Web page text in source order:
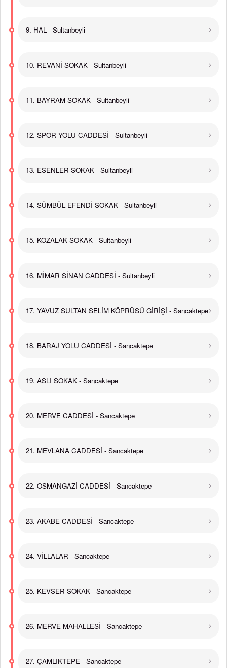
9. HAL - Sultanbeyli
10. REVANİ SOKAK - Sultanbeyli
11. BAYRAM SOKAK - Sultanbeyli
12. SPOR YOLU CADDESİ - Sultanbeyli
13. ESENLER SOKAK - Sultanbeyli
14. SÜMBÜL EFENDİ SOKAK - Sultanbeyli
15. KOZALAK SOKAK - Sultanbeyli
16. MİMAR SİNAN CADDESİ - Sultanbeyli
17. YAVUZ SULTAN SELİM KÖPRÜSÜ GİRİŞİ - Sancaktepe
18. BARAJ YOLU CADDESİ - Sancaktepe
19. ASLI SOKAK - Sancaktepe
20. MERVE CADDESİ - Sancaktepe
21. MEVLANA CADDESİ - Sancaktepe
22. OSMANGAZİ CADDESİ - Sancaktepe
23. AKABE CADDESİ - Sancaktepe
24. VİLLALAR - Sancaktepe
25. KEVSER SOKAK - Sancaktepe
26. MERVE MAHALLESİ - Sancaktepe
27. ÇAMLIKTEPE - Sancaktepe